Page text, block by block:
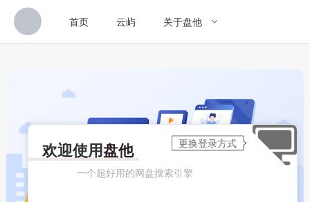
首页 云屿 关于盘他
欢迎使用盘他
一个超好用的网盘搜索引擎